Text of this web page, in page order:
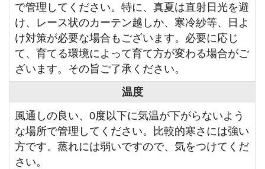
で管理してください。特に、真夏は直射日光を避
け、レース状のカーテン越しか、寒冷紗等、日よ
け対策が必要な場合もございます。必要に応じ
て、育てる環境によって育て方が変わる場合がご
ざいます。その旨ご了承ください。
温度
風通しの良い、0度以下に気温が下がらないよう
な場所で管理してください。比較的寒さには強い
方です。蒸れには弱いですので、気をつけてくだ
さい。